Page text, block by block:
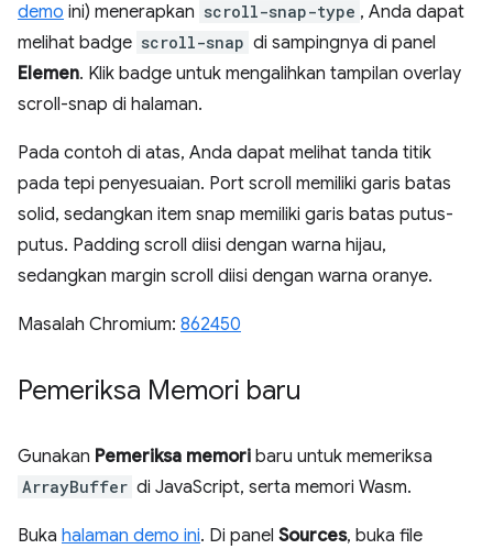
demo ini) menerapkan scroll-snap-type , Anda dapat
melihat badge scroll-snap di sampingnya di panel
Elemen. Klik badge untuk mengalihkan tampilan overlay
scroll-snap di halaman.
Pada contoh di atas, Anda dapat melihat tanda titik
pada tepi penyesuaian. Port scroll memiliki garis batas
solid, sedangkan item snap memiliki garis batas putus-
putus. Padding scroll diisi dengan warna hijau,
sedangkan margin scroll diisi dengan warna oranye.
Masalah Chromium: 862450
Pemeriksa Memori baru
Gunakan Pemeriksa memori baru untuk memeriksa
ArrayBuffer di JavaScript, serta memori Wasm.
Buka halaman demo ini. Di panel Sources, buka file